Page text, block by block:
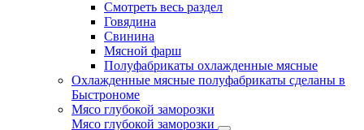
Смотреть весь раздел
Говядина
Свинина
Мясной фарш
Полуфабрикаты охлажденные мясные
Охлажденные мясные полуфабрикаты сделаны в
Быстрономе
Мясо глубокой заморозки
Мясо глубокой заморозки